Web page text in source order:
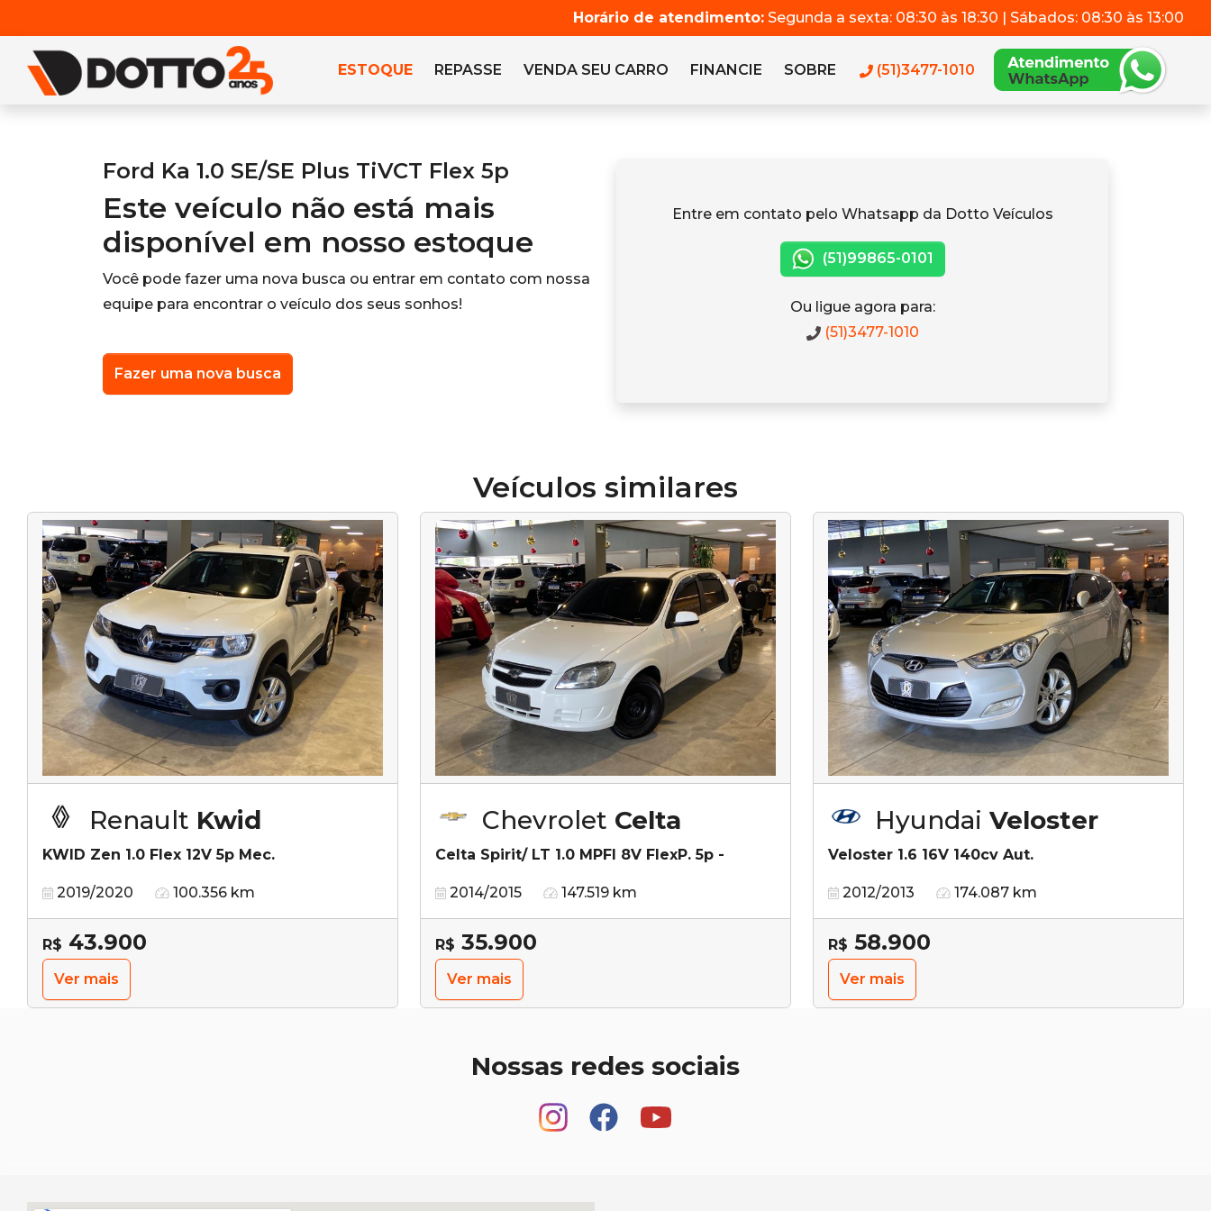
Horário de atendimento: Segunda a sexta: 08:30 às 18:30 | Sábados: 08:30 às 13:00
ESTOQUE REPASSE VENDA SEU CARRO FINANCIE SOBRE (51)3477-1010
Ford Ka 1.0 SE/SE Plus TiVCT Flex 5p
Este veículo não está mais
disponível em nosso estoque
Você pode fazer uma nova busca ou entrar em contato com nossa
equipe para encontrar o veículo dos seus sonhos!
Fazer uma nova busca
Entre em contato pelo Whatsapp da Dotto Veículos
(51)99865-0101
Ou ligue agora para:
(51)3477-1010
Veículos similares
Renault Kwid
KWID Zen 1.0 Flex 12V 5p Mec.
2019/2020 100.356 km
R$ 43.900
Ver mais
Chevrolet Celta
Celta Spirit/ LT 1.0 MPFI 8V FlexP. 5p -
2014/2015 147.519 km
R$ 35.900
Ver mais
Hyundai Veloster
Veloster 1.6 16V 140cv Aut.
2012/2013 174.087 km
R$ 58.900
Ver mais
Nossas redes sociais